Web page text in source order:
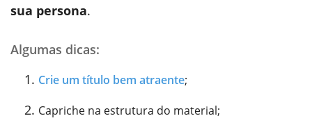
sua persona.
Algumas dicas:
Crie um título bem atraente;
Capriche na estrutura do material;